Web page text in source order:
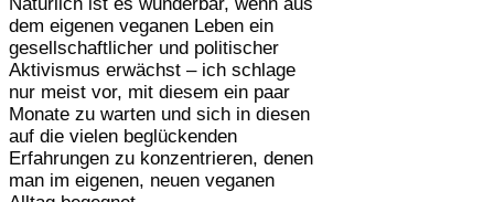
dem eigenen veganen Leben ein
gesellschaftlicher und politischer
Aktivismus erwächst – ich schlage
nur meist vor, mit diesem ein paar
Monate zu warten und sich in diesen
auf die vielen beglückenden
Erfahrungen zu konzentrieren, denen
man im eigenen, neuen veganen